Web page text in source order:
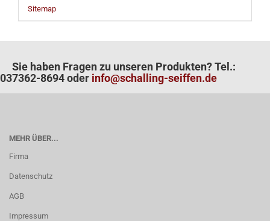
Sitemap
Sie haben Fragen zu unseren Produkten? Tel.:
037362-8694 oder info@schalling-seiffen.de
MEHR ÜBER...
Firma
Datenschutz
AGB
Impressum